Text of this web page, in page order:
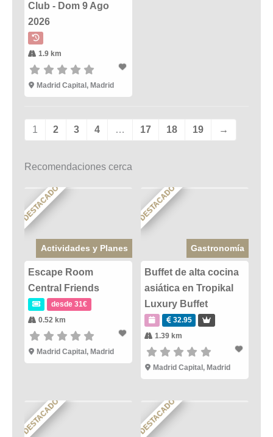
Club - Dom 9 Ago
2026
1.9 km
Madrid Capital, Madrid
1 2 3 4 … 17 18 19 →
Recomendaciones cerca
DESTACADO
Actividades y Planes
Escape Room
Central Friends
desde 31€
0.52 km
Madrid Capital , Madrid
DESTACADO
Gastronomía
Buffet de alta cocina
asiática en Tropikal
Luxury Buffet
32.95
1.39 km
Madrid Capital , Madrid
DESTACADO DESTACADO